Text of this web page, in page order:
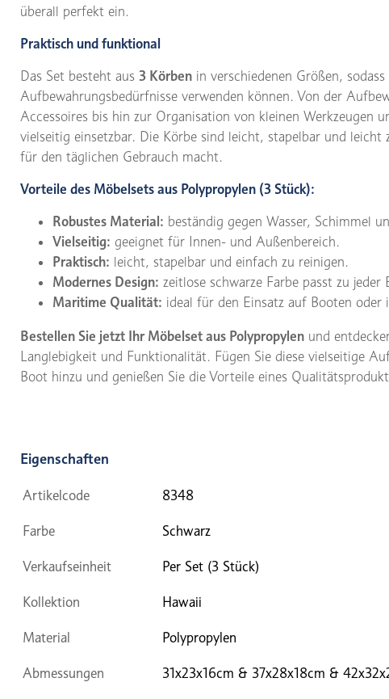
überall perfekt ein.
Praktisch und funktional
Das Set besteht aus 3 Körben in verschiedenen Größen,
Aufbewahrungsbedürfnisse verwenden können. Von der
Accessoires bis hin zur Organisation von kleinen Werkzeugen
vielseitig einsetzbar. Die Körbe sind leicht, stapelbar und leicht
für den täglichen Gebrauch macht.
Vorteile des Möbelsets aus Polypropylen (3 Stück):
Robustes Material: beständig gegen Wasser, Schimmel
Vielseitig: geeignet für Innen- und Außenbereich.
Praktisch: leicht, stapelbar und einfach zu reinigen.
Modernes Design: zeitlose schwarze Farbe passt zu jeder
Maritime Qualität: ideal für den Einsatz auf Booten oder
Bestellen Sie jetzt Ihr Möbelset aus Polypropylen und
Langlebigkeit und Funktionalität. Fügen Sie diese vielseitige
Boot hinzu und genießen Sie die Vorteile eines
Eigenschaften
Artikelcode 8348
Farbe Schwarz
Verkaufseinheit Per Set (3 Stück)
Kollektion Hawaii
Material Polypropylen
Abmessungen 31x23x16cm & 37x28x18cm &